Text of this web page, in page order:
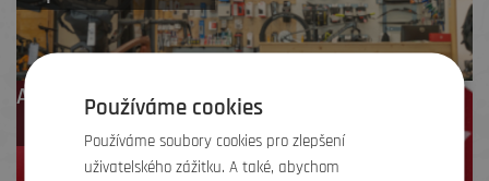
Až 4 % cashback
na další nákup
Používáme cookies
Používáme soubory cookies pro zlepšení
uživatelského zážitku. A také, abychom